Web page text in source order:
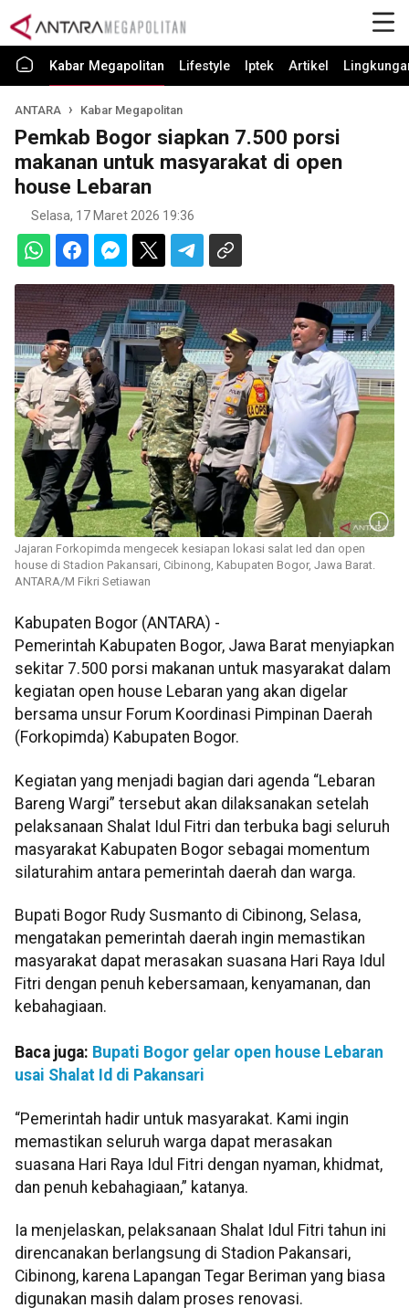
Kabar Megapolitan Lifestyle Iptek Artikel
ANTARA Kabar Megapolitan
Pemkab Bogor siapkan 7.500 porsi
makanan untuk masyarakat di open
house Lebaran
Selasa, 17 Maret 2026 19:36
Jajaran Forkopimda mengecek kesiapan lokasi salat Ied dan open
house di Stadion Pakansari, Cibinong, Kabupaten Bogor, Jawa Barat.
ANTARA/M Fikri Setiawan
Kabupaten Bogor (ANTARA) -
Pemerintah Kabupaten Bogor, Jawa Barat menyiapkan
sekitar 7.500 porsi makanan untuk masyarakat dalam
kegiatan open house Lebaran yang akan digelar
bersama unsur Forum Koordinasi Pimpinan Daerah
(Forkopimda) Kabupaten Bogor.
Kegiatan yang menjadi bagian dari agenda “Lebaran
Bareng Wargi” tersebut akan dilaksanakan setelah
pelaksanaan Shalat Idul Fitri dan terbuka bagi seluruh
masyarakat Kabupaten Bogor sebagai momentum
silaturahim antara pemerintah daerah dan warga.
Bupati Bogor Rudy Susmanto di Cibinong, Selasa,
mengatakan pemerintah daerah ingin memastikan
masyarakat dapat merasakan suasana Hari Raya Idul
Fitri dengan penuh kebersamaan, kenyamanan, dan
kebahagiaan.
Baca juga: Bupati Bogor gelar open house Lebaran
usai Shalat Id di Pakansari
“Pemerintah hadir untuk masyarakat. Kami ingin
memastikan seluruh warga dapat merasakan
suasana Hari Raya Idul Fitri dengan nyaman, khidmat,
dan penuh kebahagiaan,” katanya.
Ia menjelaskan, pelaksanaan Shalat Idul Fitri tahun ini
direncanakan berlangsung di Stadion Pakansari,
Cibinong, karena Lapangan Tegar Beriman yang biasa
digunakan masih dalam proses renovasi.